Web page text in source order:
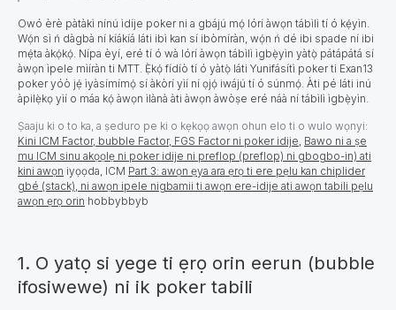
Owó èrè pàtàkì nínú ìdíje poker ni a gbájú mọ́ lórí àwọn tábìlì tí ó kẹ́yìn.
Wọ́n sì ń dàgbà ní kíákíá láti ibì kan sí ibòmíràn, wọ́n ń dé ibi spade ní ibi
mẹ́ta àkọ́kọ́. Nípa èyí, eré tí ó wà lórí àwọn tábìlì ìgbẹ̀yìn yàtọ̀ pátápátá sí
àwọn ìpele mìíràn ti MTT. Ẹ̀kọ́ fídíò tí ó yàtọ̀ láti Yunifásítì poker ti Exan13
poker yóò jẹ́ ìyàsímímọ́ sí àkòrí yìí ní ọjọ́ iwájú tí ó súnmọ́. Àti pé láti inú
àpilẹ̀kọ yìí o máa kọ́ àwọn ìlànà àti àwọn àwòṣe eré náà ní tábìlì ìgbẹ̀yìn.
Ṣaaju ki o to ka, a ṣeduro pe ki o kẹkọọ awọn ohun elo ti o wulo wọnyi:
Kini ICM Factor, bubble Factor, FGS Factor ni poker idije Bawo ni a ṣe
mu ICM sinu akọọlẹ ni poker idije ni preflop (preflop) ni gbogbo-in) ati
kini awọn iyọọda, ICM Part 3: awọn ẹya ara ẹrọ ti ere pẹlu kan chiplider
gbé (stack), ni awọn ipele nigbamii ti awọn ere-idije ati awọn tabili pẹlu
awọn ẹrọ orin hobbybbyb
1. O yatọ si yege ti ẹrọ orin eerun (bubble
ifosiwewe) ni ik poker tabili